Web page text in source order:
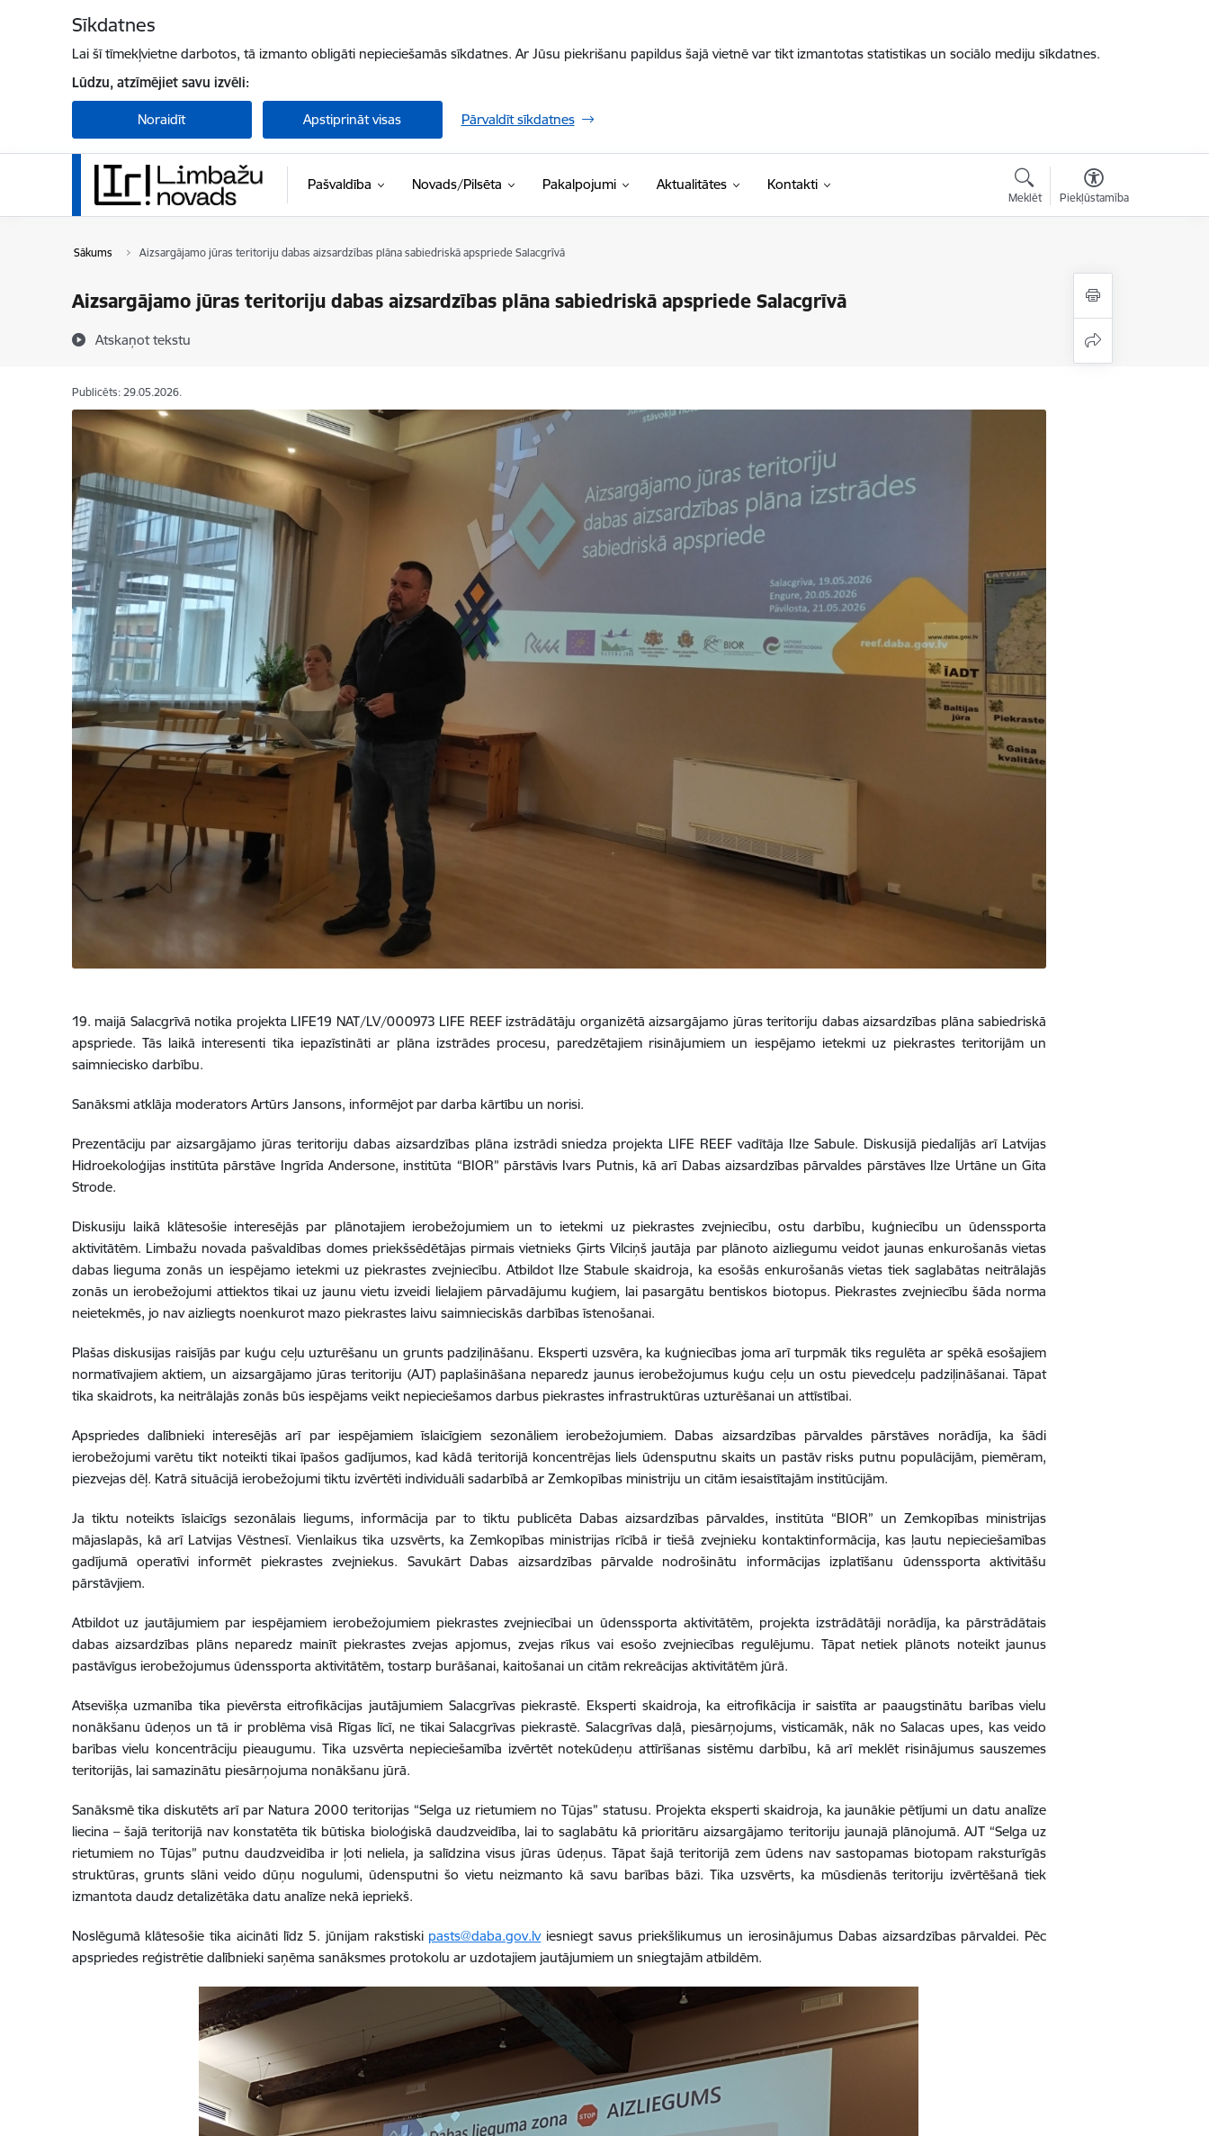
Sīkdatnes
Lai šī tīmekļvietne darbotos, tā izmanto obligāti nepieciešamās sīkdatnes. Ar Jūsu piekrišanu papildus šajā vietnē var tikt izmantotas statistikas un sociālo mediju sīkdatnes.
Lūdzu, atzīmējiet savu izvēli:
Noraidīt Apstiprināt visas Pārvaldīt sīkdatnes
Pašvaldība Novads/Pilsēta Pakalpojumi Aktualitātes Kontakti
Meklēt Piekļūstamība
Sākums Aizsargājamo jūras teritoriju dabas aizsardzības plāna sabiedriskā apspriede Salacgrīvā
Aizsargājamo jūras teritoriju dabas aizsardzības plāna sabiedriskā apspriede Salacgrīvā
Atskaņot tekstu
Publicēts: 29.05.2026.
19. maijā Salacgrīvā notika projekta LIFE19 NAT/LV/000973 LIFE REEF izstrādātāju organizētā aizsargājamo jūras teritoriju dabas aizsardzības plāna sabiedriskā
apspriede. Tās laikā interesenti tika iepazīstināti ar plāna izstrādes procesu, paredzētajiem risinājumiem un iespējamo ietekmi uz piekrastes teritorijām un
saimniecisko darbību.
Sanāksmi atklāja moderators Artūrs Jansons, informējot par darba kārtību un norisi.
Prezentāciju par aizsargājamo jūras teritoriju dabas aizsardzības plāna izstrādi sniedza projekta LIFE REEF vadītāja Ilze Sabule. Diskusijā piedalījās arī Latvijas
Hidroekoloģijas institūta pārstāve Ingrīda Andersone, institūta “BIOR” pārstāvis Ivars Putnis, kā arī Dabas aizsardzības pārvaldes pārstāves Ilze Urtāne un Gita
Strode.
Diskusiju laikā klātesošie interesējās par plānotajiem ierobežojumiem un to ietekmi uz piekrastes zvejniecību, ostu darbību, kuģniecību un ūdenssporta
aktivitātēm. Limbažu novada pašvaldības domes priekšsēdētājas pirmais vietnieks Ģirts Vilciņš jautāja par plānoto aizliegumu veidot jaunas enkurošanās vietas
dabas lieguma zonās un iespējamo ietekmi uz piekrastes zvejniecību. Atbildot Ilze Stabule skaidroja, ka esošās enkurošanās vietas tiek saglabātas neitrālajās
zonās un ierobežojumi attiektos tikai uz jaunu vietu izveidi lielajiem pārvadājumu kuģiem, lai pasargātu bentiskos biotopus. Piekrastes zvejniecību šāda norma
neietekmēs, jo nav aizliegts noenkurot mazo piekrastes laivu saimnieciskās darbības īstenošanai.
Plašas diskusijas raisījās par kuģu ceļu uzturēšanu un grunts padziļināšanu. Eksperti uzsvēra, ka kuģniecības joma arī turpmāk tiks regulēta ar spēkā esošajiem
normatīvajiem aktiem, un aizsargājamo jūras teritoriju (AJT) paplašināšana neparedz jaunus ierobežojumus kuģu ceļu un ostu pievedceļu padziļināšanai. Tāpat
tika skaidrots, ka neitrālajās zonās būs iespējams veikt nepieciešamos darbus piekrastes infrastruktūras uzturēšanai un attīstībai.
Apspriedes dalībnieki interesējās arī par iespējamiem īslaicīgiem sezonāliem ierobežojumiem. Dabas aizsardzības pārvaldes pārstāves norādīja, ka šādi
ierobežojumi varētu tikt noteikti tikai īpašos gadījumos, kad kādā teritorijā koncentrējas liels ūdensputnu skaits un pastāv risks putnu populācijām, piemēram,
piezvejas dēļ. Katrā situācijā ierobežojumi tiktu izvērtēti individuāli sadarbībā ar Zemkopības ministriju un citām iesaistītajām institūcijām.
Ja tiktu noteikts īslaicīgs sezonālais liegums, informācija par to tiktu publicēta Dabas aizsardzības pārvaldes, institūta “BIOR” un Zemkopības ministrijas
mājaslapās, kā arī Latvijas Vēstnesī. Vienlaikus tika uzsvērts, ka Zemkopības ministrijas rīcībā ir tiešā zvejnieku kontaktinformācija, kas ļautu nepieciešamības
gadījumā operatīvi informēt piekrastes zvejniekus. Savukārt Dabas aizsardzības pārvalde nodrošinātu informācijas izplatīšanu ūdenssporta aktivitāšu
pārstāvjiem.
Atbildot uz jautājumiem par iespējamiem ierobežojumiem piekrastes zvejniecībai un ūdenssporta aktivitātēm, projekta izstrādātāji norādīja, ka pārstrādātais
dabas aizsardzības plāns neparedz mainīt piekrastes zvejas apjomus, zvejas rīkus vai esošo zvejniecības regulējumu. Tāpat netiek plānots noteikt jaunus
pastāvīgus ierobežojumus ūdenssporta aktivitātēm, tostarp burāšanai, kaitošanai un citām rekreācijas aktivitātēm jūrā.
Atsevišķa uzmanība tika pievērsta eitrofikācijas jautājumiem Salacgrīvas piekrastē. Eksperti skaidroja, ka eitrofikācija ir saistīta ar paaugstinātu barības vielu
nonākšanu ūdeņos un tā ir problēma visā Rīgas līcī, ne tikai Salacgrīvas piekrastē. Salacgrīvas daļā, piesārņojums, visticamāk, nāk no Salacas upes, kas veido
barības vielu koncentrāciju pieaugumu. Tika uzsvērta nepieciešamība izvērtēt notekūdeņu attīrīšanas sistēmu darbību, kā arī meklēt risinājumus sauszemes
teritorijās, lai samazinātu piesārņojuma nonākšanu jūrā.
Sanāksmē tika diskutēts arī par Natura 2000 teritorijas “Selga uz rietumiem no Tūjas” statusu. Projekta eksperti skaidroja, ka jaunākie pētījumi un datu analīze
liecina – šajā teritorijā nav konstatēta tik būtiska bioloģiskā daudzveidība, lai to saglabātu kā prioritāru aizsargājamo teritoriju jaunajā plānojumā. AJT “Selga uz
rietumiem no Tūjas” putnu daudzveidība ir ļoti neliela, ja salīdzina visus jūras ūdeņus. Tāpat šajā teritorijā zem ūdens nav sastopamas biotopam raksturīgās
struktūras, grunts slāni veido dūņu nogulumi, ūdensputni šo vietu neizmanto kā savu barības bāzi. Tika uzsvērts, ka mūsdienās teritoriju izvērtēšanā tiek
izmantota daudz detalizētāka datu analīze nekā iepriekš.
Noslēgumā klātesošie tika aicināti līdz 5. jūnijam rakstiski pasts@daba.gov.lviesniegt savus priekšlikumus un ierosinājumus Dabas aizsardzības pārvaldei. Pēc
apspriedes reģistrētie dalībnieki saņēma sanāksmes protokolu ar uzdotajiem jautājumiem un sniegtajām atbildēm.